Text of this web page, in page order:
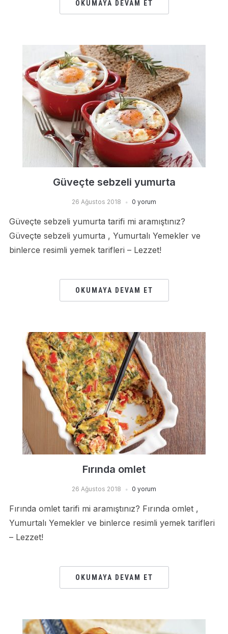
OKUMAYA DEVAM ET
Güveçte sebzeli yumurta
26 Ağustos 2018 0 yorum
Güveçte sebzeli yumurta tarifi mi aramıştınız?
Güveçte sebzeli yumurta , Yumurtalı Yemekler ve
binlerce resimli yemek tarifleri – Lezzet!
OKUMAYA DEVAM ET
Fırında omlet
26 Ağustos 2018 0 yorum
Fırında omlet tarifi mi aramıştınız? Fırında omlet ,
Yumurtalı Yemekler ve binlerce resimli yemek tarifleri
– Lezzet!
OKUMAYA DEVAM ET